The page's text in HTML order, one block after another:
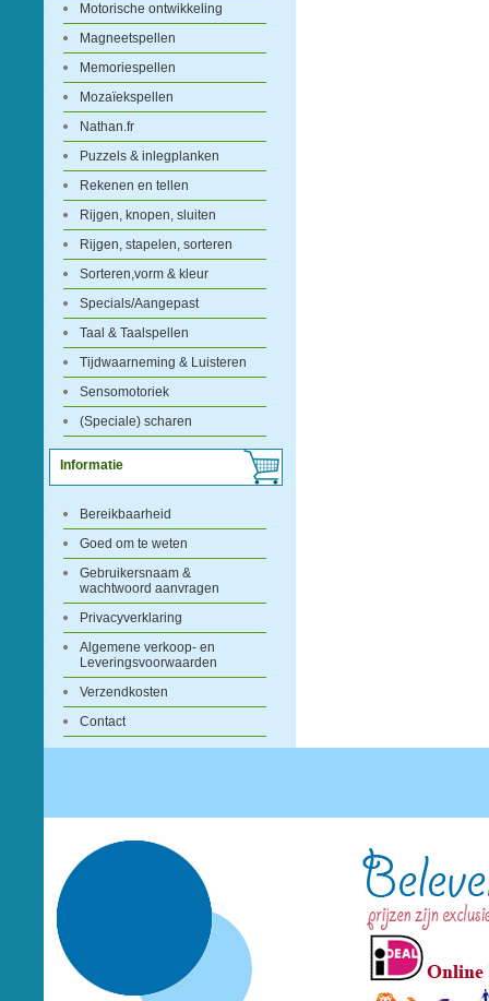
Motorische ontwikkeling
Magneetspellen
Memoriespellen
Mozaïekspellen
Nathan.fr
Puzzels & inlegplanken
Rekenen en tellen
Rijgen, knopen, sluiten
Rijgen, stapelen, sorteren
Sorteren,vorm & kleur
Specials/Aangepast
Taal & Taalspellen
Tijdwaarneming & Luisteren
Sensomotoriek
(Speciale) scharen
Informatie
Bereikbaarheid
Goed om te weten
Gebruikersnaam &
wachtwoord aanvragen
Privacyverklaring
Algemene verkoop- en
Leveringsvoorwaarden
Verzendkosten
Contact